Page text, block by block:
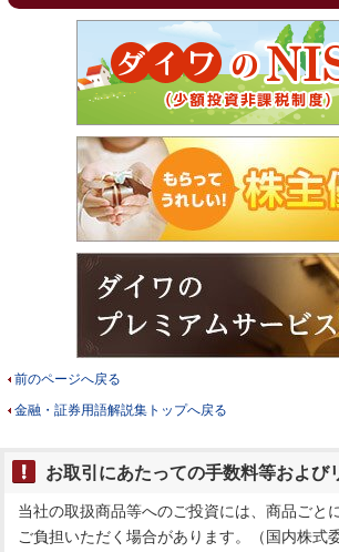
前のページへ戻る
金融・証券用語解説集トップへ戻る
お取引にあたっての手数料等および
当社の取扱商品等へのご投資には、商品ごと
ご負担いただく場合があります。（国内株式